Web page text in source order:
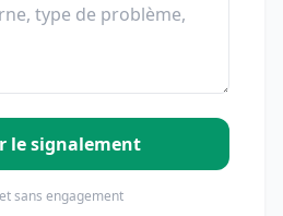
le signalement
sans engagement